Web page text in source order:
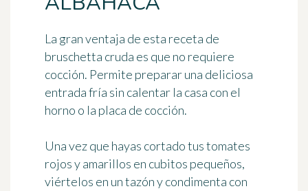
La gran ventaja de esta receta de
bruschetta cruda es que no requiere
cocción. Permite preparar una deliciosa
entrada fría sin calentar la casa con el
horno o la placa de cocción.
Una vez que hayas cortado tus tomates
rojos y amarillos en cubitos pequeños,
viértelos en un tazón y condimenta con